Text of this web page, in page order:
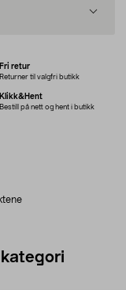
Fri retur
Returner til valgfri butikk
Klikk&Hent
Bestill på nett og hent i butikk